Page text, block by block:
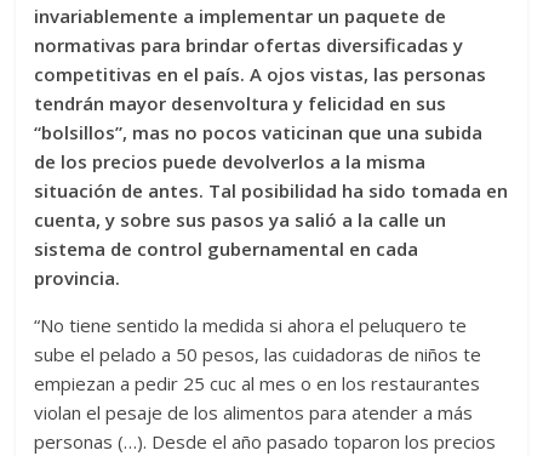
invariablemente a implementar un paquete de
normativas para brindar ofertas diversificadas y
competitivas en el país. A ojos vistas, las personas
tendrán mayor desenvoltura y felicidad en sus
“bolsillos”, mas no pocos vaticinan que una subida
de los precios puede devolverlos a la misma
situación de antes. Tal posibilidad ha sido tomada en
cuenta, y sobre sus pasos ya salió a la calle un
sistema de control gubernamental en cada
provincia.
“No tiene sentido la medida si ahora el peluquero te
sube el pelado a 50 pesos, las cuidadoras de niños te
empiezan a pedir 25 cuc al mes o en los restaurantes
violan el pesaje de los alimentos para atender a más
personas (…). Desde el año pasado toparon los precios